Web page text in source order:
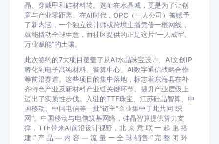
晶、穿戴甲和硅材料转。选址在水晶城，更是为了让创
意与产业零距离。在AI时代，OPC（一人公司）被赋予
了新内涵，一个独立设计师或跨境主播凭借一根网线，
就能撬动全球生意，而社区提供的正是这片“一人成军、
万业赋能”的土壤。
此次签约的7大项目覆盖了从AI水晶珠宝设计、AI文创IP
孵化到电子高纯材料、智算中心、AI数字通信战略合作
等前沿赛道。这些项目的集中落地，标志着东海县在补
齐特色产业及新材料产业链关键环节、提升产业层级上
迈出了实质性步伐。入驻的TTF珠宝、江苏硅晶智算、中
国移动、中国电信等一批“链主”企业集中于此共同“织
网”。中国移动与电信筑基网络，硅晶智算提供算力支
撑，TTF带来AI前沿设计视野，北 京 意 联 ⼀ 起 跑 搭
建 “ 产 品 — 内 容 — 流 量 ⼀ 全 球 销售 ” 完 整 闭 环